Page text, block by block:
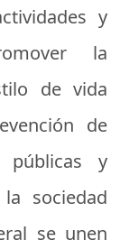
y
la
de vida
de
públicas y
sociedad
se unen